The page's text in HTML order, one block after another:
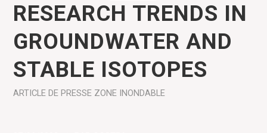
RESEARCH TRENDS IN
GROUNDWATER AND
STABLE ISOTOPES
ARTICLE DE PRESSE ZONE INONDABLE